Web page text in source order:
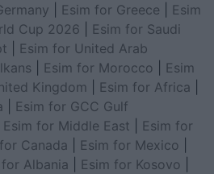
Esim for Greece
Esim
Cup 2026
Esim for Saudi
Esim for United Arab
Esim for Morocco
Esim
Kingdom Esim for Africa
Esim for GCC Gulf
Esim for Middle East
Esim for
Canada Esim for Mexico
for Albania Esim for Kosovo